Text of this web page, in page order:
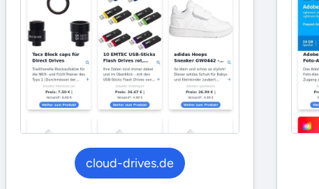
cloud-drives.de